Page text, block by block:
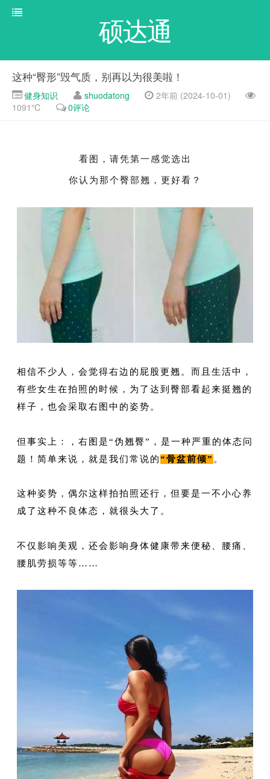
硕达通
这种“臀形”毁气质，别再以为很美啦！
健身知识 shuodatong
2年前 (2024-10-01)
1091℃
0评论
看图，请凭第一感觉选出
你认为那个臀部翘，更好看？
相信不少人，会觉得右边的屁股更翘。而且生活中，
有些女生在拍照的时候，为了达到臀部看起来挺翘的
样子，也会采取右图中的姿势。
但事实上：，右图是“伪翘臀”，是一种严重的体态问
题！简单来说，就是我们常说的“骨盆前倾” 。
这种姿势，偶尔这样拍拍照还行，但要是一不小心养
成了这种不良体态，就很头大了。
不仅影响美观，还会影响身体健康带来便秘、腰痛、
腰肌劳损等等……